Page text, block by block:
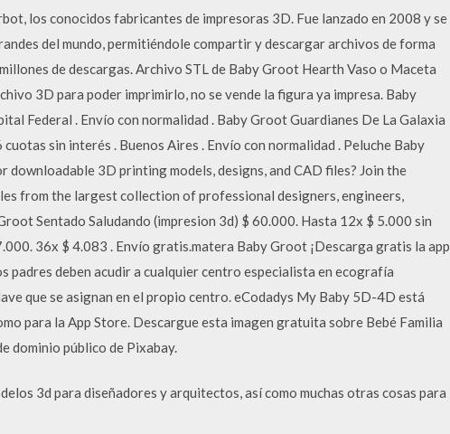
los conocidos fabricantes de impresoras 3D. Fue lanzado en 2008 y se
del mundo, permitiéndole compartir y descargar archivos de forma
de descargas. Archivo STL de Baby Groot Hearth Vaso o Maceta
3D para poder imprimirlo, no se vende la figura ya impresa. Baby
Federal . Envío con normalidad . Baby Groot Guardianes De La Galaxia
sin interés . Buenos Aires . Envío con normalidad . Peluche Baby
3D printing models, designs, and CAD files? Join the
from the largest collection of professional designers, engineers,
Sentado Saludando (impresion 3d) $ 60.000. Hasta 12x $ 5.000 sin
36x $ 4.083 . Envío gratis.matera Baby Groot ¡Descarga gratis la app
padres deben acudir a cualquier centro especialista en ecografía
que se asignan en el propio centro. eCodadys My Baby 5D-4D está
para la App Store. Descargue esta imagen gratuita sobre Bebé Familia
dominio público de Pixabay.
3d para diseñadores y arquitectos, así como muchas otras cosas para